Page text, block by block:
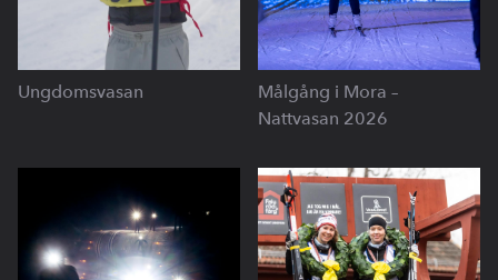
Ungdomsvasan
Målgång i Mora –
Nattvasan 2026